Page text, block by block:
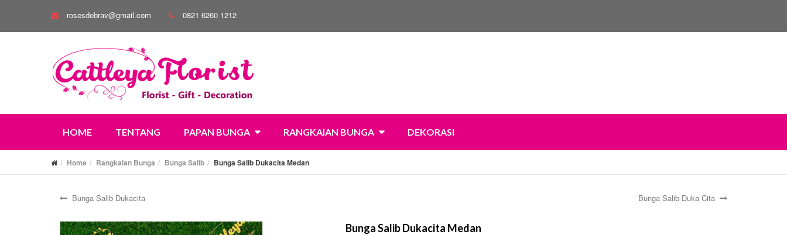
rosesdebrav@gmail.com 0821 6260 1212
HOME TENTANG PAPAN BUNGA RANGKAIAN BUNGA DEKORASI
Home Rangkaian Bunga Bunga Salib Bunga Salib Dukacita Medan
Bunga Salib Dukacita Bunga Salib Duka Cita
Bunga Salib Dukacita Medan